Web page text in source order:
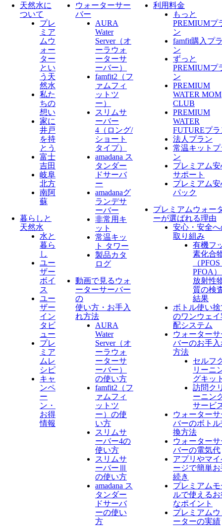
天然水に
ついて
プレ
ミア
ムウ
ォー
ター
とい
う天
然水
私た
ちの
想い
家に
井戸
を持
とう
富士
吉田
岐阜
北方
南阿
蘇
暮らしと
天然水
水と
暮ら
し
ユー
ザー
ボイ
ス
ユー
ザー
イン
タビ
ュー
プレ
ミア
ムレ
シピ
キャ
ンペ
ー
ン・
お得
情報
ウォーターサー
バー
AURA
Water
Server​（オ
ーラウォ
ーターサ
ーバー）
famfit2（フ
ァムフィ
ットツ
ー）
スリムサ
ーバー
4（ロング/
ショート
タイプ）
amadana ス
タンダー
ドサーバ
ー
amadanaグ
ランデサ
ーバー
非常用キ
ット
常温キッ
ト タワー
製品カタ
ログ
動画で見るウォ
ーターサーバー
の
使い方・お手入
れ方法
AURA
Water
Server​（オ
ーラウォ
ーターサ
ーバー）
の使い方
famfit2（フ
ァムフィ
ットツ
ー）の使
い方
スリムサ
ーバー4の
使い方
スリムサ
ーバーⅢ
の使い方
amadana ス
タンダー
ドサーバ
ーの使い
方
利用料金
もっと
PREMIUMプ
ン
famfit購入プ
ン
ずっと
PREMIUMプ
ン
PREMIUM
WATER MOM
CLUB
PREMIUM
WATER
FUTUREプラ
法人プラン
常温キットプ
ン
プレミアム安
サポート
プレミアム安
パック
プレミアムウォー
ーが選ばれる理由
安心・安全へ
取り組み
有機フ
素化合
（
PFOA
放射性
質の検
結果
ボトル使い捨
のワンウェイ
配システム
ウォーター
バーのお手入
方法
セルフ
リーニ
グキッ
訪問ク
ーニン
サービ
ウォーター
バーのボトル
換方法
ウォーター
バーの電気代
アプリやマイ
ージで簡単お
続き
プレミアムモ
ルで使える
なポイント
プレミアムウ
ーターの実績